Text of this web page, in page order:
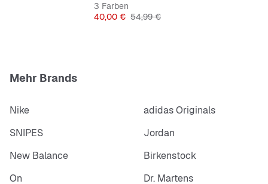
3 Farben
Preis
40,00 € Originalpreis
54,99 €
Mehr Brands
Nike
adidas Originals
SNIPES
Jordan
New Balance
Birkenstock
On
Dr. Martens